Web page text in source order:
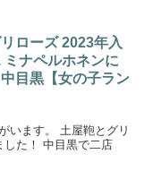
リローズ 2023年入
ナペルホネンに
目黒【女の子ラン
います。 土屋鞄とグリ
した！ 中目黒で二店